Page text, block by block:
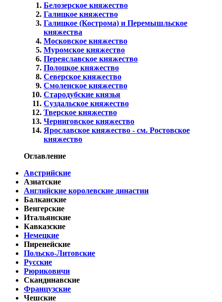
Белозерское княжество
Галицкое княжество
Галицкое (Кострома) и Перемышльское
княжества
Московское княжество
Муромское княжество
Переяславское княжество
Полоцкое княжество
Северское княжество
Смоленское княжество
Стародубские князья
Суздальское княжество
Тверское княжество
Черниговское княжество
Ярославское княжество - см. Ростовское
княжество
Оглавление
Австрийские
Азиатские
Английские королевские династии
Балканские
Венгерские
Итальянские
Кавказские
Немецкие
Пиренейские
Польско-Литовские
Русские
Рюриковичи
Скандинавские
Французские
Чешские